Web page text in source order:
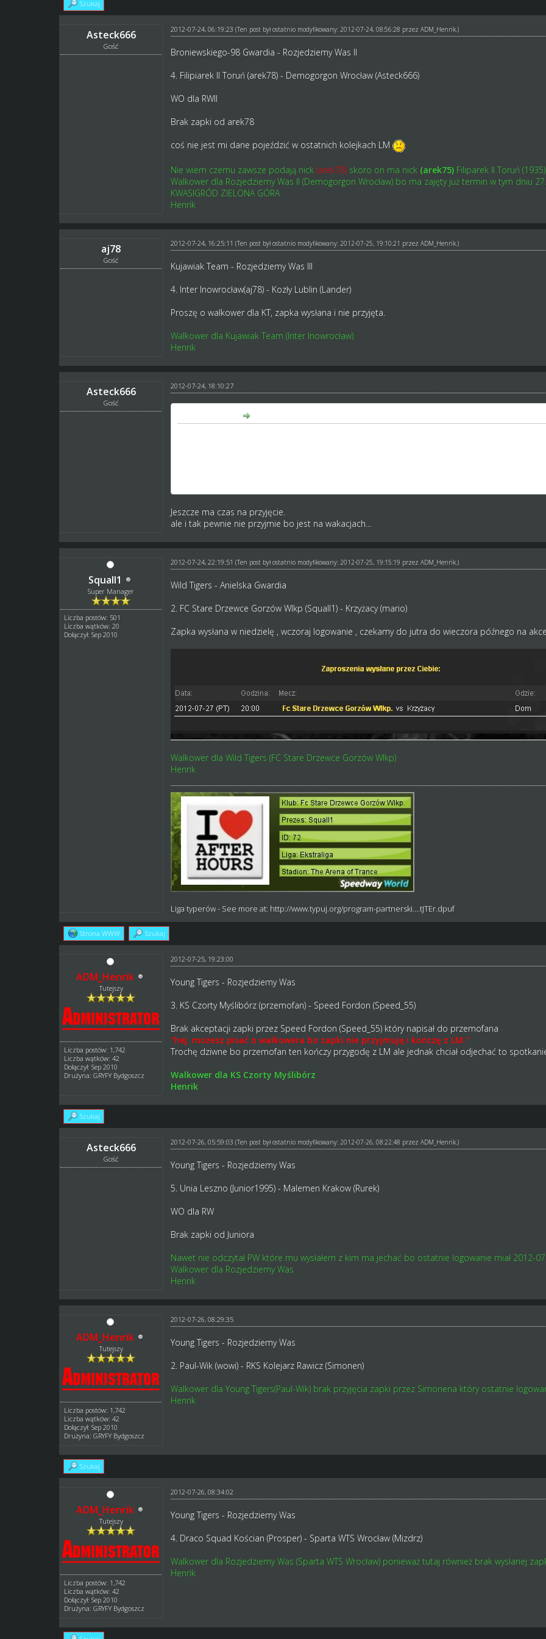
Szukaj
Asteck666
Gość
2012-07-24, 06:19:23 (Ten post był ostatnio modyfikowany: 2012-07-24, 08:56:28 przez ADM_Henrik.)
Broniewskiego-98 Gwardia - Rozjedziemy Was II
4. Filipiarek II Toruń (arek78) - Demogorgon Wrocław (Asteck666)
WO dla RWII
Brak zapki od arek78
coś nie jest mi dane pojeździć w ostatnich kolejkach LM
Nie wiem czemu zawsze podają nick (arek78)skoro on ma nick (arek75)Filiparek II Toruń (1935)
Walkower dla Rozjedziemy Was II (Demogorgon Wrocław) bo ma zajęty już termin w tym dniu
KWASIGRÓD ZIELONA GÓRA
Henrik
aj78
Gość
2012-07-24, 16:25:11 (Ten post był ostatnio modyfikowany: 2012-07-25, 19:10:21 przez ADM_Henrik.)
Kujawiak Team - Rozjedziemy Was III
4. Inter Inowrocław(aj78) - Kozły Lublin (Lander)
Proszę o walkower dla KT, zapka wysłana i nie przyjęta.
Walkower dla Kujawiak Team (Inter Inowrocław)
Henrik
Asteck666
Gość
2012-07-24, 18:10:27
Jeszcze ma czas na przyjęcie.
ale i tak pewnie nie przyjmie bo jest na wakacjach...
Squall1
Super Manager
Liczba postów: 501
Liczba wątków: 20
Dołączył: Sep 2010
2012-07-24, 22:19:51 (Ten post był ostatnio modyfikowany: 2012-07-25, 19:15:19 przez ADM_Henrik.)
Wild Tigers - Anielska Gwardia
2. FC Stare Drzewce Gorzów Wlkp (Squall1) - Krzyżacy (mario)
Zapka wysłana w niedzielę , wczoraj logowanie , czekamy do jutra do wieczora późnego na
Walkower dla Wild Tigers (FC Stare Drzewce Gorzów Wlkp)
Henrik
Liga typerów- See more at: http://www.typuj.org/program-partnerski....tJTEr.dpuf
Strona WWW Szukaj
ADM_Henrik
Tutejszy
Liczba postów: 1,742
Liczba wątków: 42
Dołączył: Sep 2010
Drużyna: GRYFY Bydgoszcz
2012-07-25, 19:23:00
Young Tigers - Rozjedziemy Was
3. KS Czorty Myślibórz (przemofan) - Speed Fordon (Speed_55)
Brak akceptacji zapki przez Speed Fordon (Speed_55) który napisał do przemofana
"hej. możesz pisać o walkowera bo zapki nie przyjmuję i kończę z LM."
Trochę dziwne bo przemofan ten kończy przygodę z LM ale jednak chciał odjechać to
Walkower dla KS Czorty Myślibórz
Henrik
Szukaj
Asteck666
Gość
2012-07-26, 05:59:03 (Ten post był ostatnio modyfikowany: 2012-07-26, 08:22:48 przez ADM_Henrik.)
Young Tigers - Rozjedziemy Was
5. Unia Leszno (Junior1995) - Malemen Krakow (Rurek)
WO dla RW
Brak zapki od Juniora
Nawet nie odczytał PW które mu wysłałem z kim ma jechać bo ostatnie logowanie miał 2012-
Walkower dla Rozjedziemy Was
Henrik
ADM_Henrik
Tutejszy
Liczba postów: 1,742
Liczba wątków: 42
Dołączył: Sep 2010
Drużyna: GRYFY Bydgoszcz
2012-07-26, 08:29:35
Young Tigers - Rozjedziemy Was
2. Paul-Wik (wowi) - RKS Kolejarz Rawicz (Simonen)
Walkower dla Young Tigers(Paul-Wik) brak przyjęcia zapki przez Simonena który ostatnie
Henrik
Szukaj
ADM_Henrik
Tutejszy
Liczba postów: 1,742
Liczba wątków: 42
Dołączył: Sep 2010
Drużyna: GRYFY Bydgoszcz
2012-07-26, 08:34:02
Young Tigers - Rozjedziemy Was
4. Draco Squad Kościan (Prosper) - Sparta WTS Wrocław (Mizdrz)
Walkower dla Rozjedziemy Was (Sparta WTS Wrocław) ponieważ tutaj również brak wysłanej
Henrik